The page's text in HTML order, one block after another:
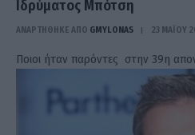
Ιδρύματος Μπότση
ΑΝΑΡΤΗΘΗΚΕ ΑΠΟ GMYLONAS 23 ΜΑΪ́ΟΥ
Ποιοι ήταν παρόντες στην 39η